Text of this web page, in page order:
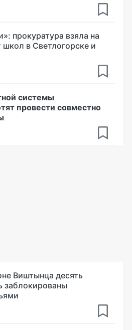
прокуратура взяла на
школ в Светлогорске и
системы
провести совместно
Виштынца десять
заблокированы